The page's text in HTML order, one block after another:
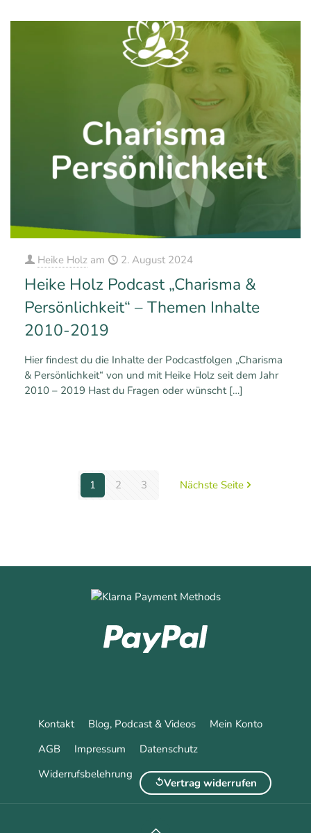
Heike Holz am 2. August 2024
Heike Holz Podcast „Charisma &
Persönlichkeit“ – Themen Inhalte
2010-2019
Hier findest du die Inhalte der Podcastfolgen „Charisma
& Persönlichkeit“ von und mit Heike Holz seit dem Jahr
2010 – 2019 Hast du Fragen oder wünscht[…]
1 2 3 Nächste Seite
Kontakt Blog, Podcast & Videos
Mein Konto
AGB
Impressum
Datenschutz
Widerrufsbelehrung
Vertrag widerrufen